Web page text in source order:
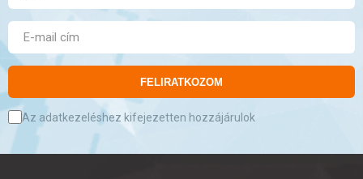
FELIRATKOZOM
Az adatkezeléshez kifejezetten hozzájárulok